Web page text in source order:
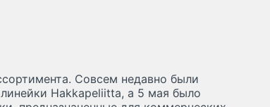
Совсем недавно были
Hakkapeliitta, а 5 мая было